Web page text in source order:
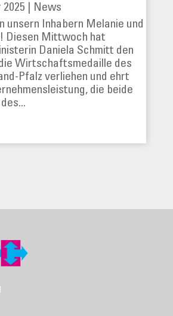
News
unsern Inhabern Melanie und
Diesen Mittwoch hat
Daniela Schmitt den
Wirtschaftsmedaille des
Pfalz verliehen und ehrt
die beide